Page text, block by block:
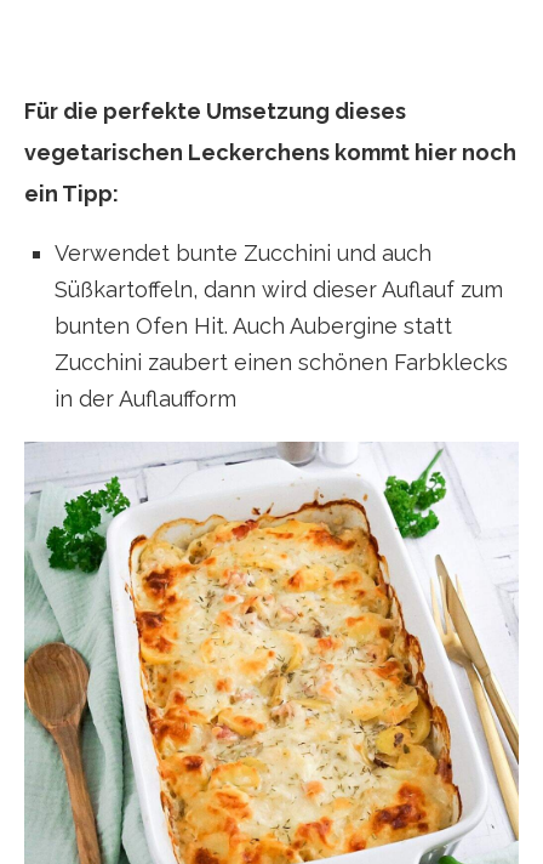
Für die perfekte Umsetzung dieses
vegetarischen Leckerchens kommt hier noch
ein Tipp:
Verwendet bunte Zucchini und auch
Süßkartoffeln, dann wird dieser Auflauf zum
bunten Ofen Hit. Auch Aubergine statt
Zucchini zaubert einen schönen Farbklecks
in der Auflaufform